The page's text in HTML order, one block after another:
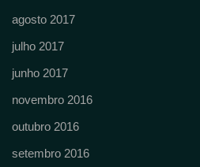
agosto 2017
julho 2017
junho 2017
novembro 2016
outubro 2016
setembro 2016